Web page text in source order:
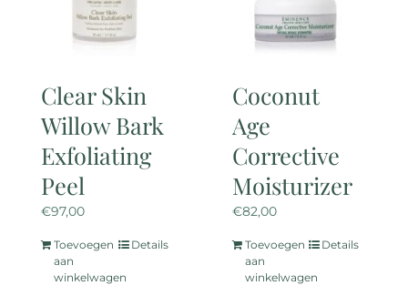
Clear Skin
Willow Bark
Exfoliating
Peel
€97,00
Toevoegen
aan
winkelwagen
Details
Coconut
Age
Corrective
Moisturizer
€82,00
Toevoegen
aan
winkelwagen
Details